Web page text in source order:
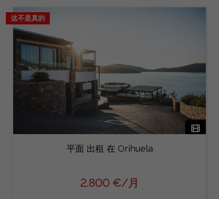
这不是真的
平面 出租 在 Orihuela
2.800 €/月